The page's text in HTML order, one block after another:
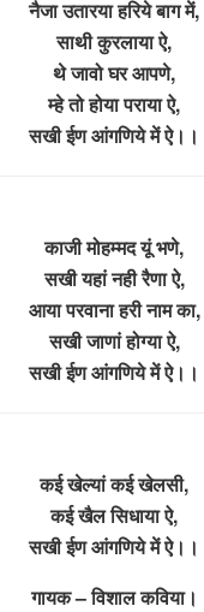
नैजा उतारया हरिये बाग में,
साथी कुरलाया ऐ,
थे जावो घर आपणे,
म्हे तो होया पराया ऐ,
सखी ईण आंगणिये में ऐ।।
काजी मोहम्मद यूं भणे,
सखी यहां नही रैणा ऐ,
आया परवाना हरी नाम का,
सखी जाणां होग्या ऐ,
सखी ईण आंगणिये में ऐ।।
कई खेल्यां कई खेलसी,
कई खैल सिधाया ऐ,
सखी ईण आंगणिये में ऐ।।
गायक – विशाल कविया।